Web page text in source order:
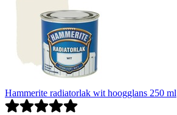
Hammerite radiatorlak wit hoogglans 250 ml